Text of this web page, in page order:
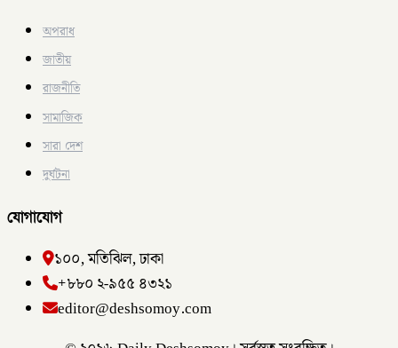
অপরাধ
জাতীয়
রাজনীতি
সামাজিক
সারা দেশ
দুর্ঘটনা
যোগাযোগ
১০০, মতিঝিল, ঢাকা
+৮৮০ ২-৯৫৫ ৪৩২১
editor@deshsomoy.com